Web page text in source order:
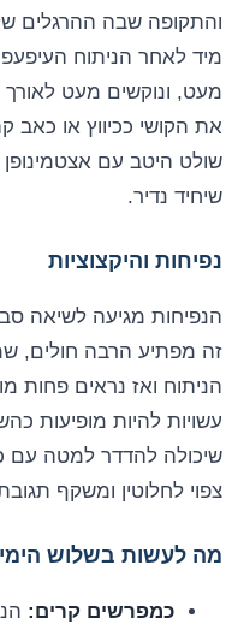
והתקופה שבה ההרגלים
מיד לאחר הניתוח
מעט, ונוקשים מעט
את הקושי ככיווץ או
שיחיד נדיר.
נפיחות והיקצוציות
זה מפתיע הרבה חולים,
הניתוח ואז נראים פחות
עשויות להיות מופיעות
שיכולה להדדר למטה עם
צפוי לחלוטין ומשקף
מה לעשות בשלוש
כמפרשים קרים: